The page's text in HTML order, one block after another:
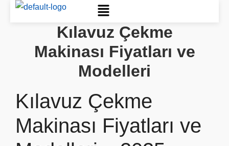
Kılavuz Çekme
Makinası Fiyatları ve
Modelleri
Kılavuz Çekme
Makinası Fiyatları ve